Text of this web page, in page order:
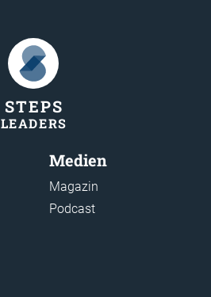
STEPS
LEADERS
Medien
Magazin
Podcast